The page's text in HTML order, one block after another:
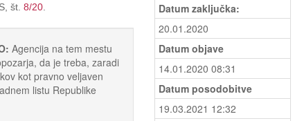
št. 8/20.
Agencija na tem mestu
da je treba, zaradi
kot pravno veljaven
listu Republike
Datum zaključka:
20.01.2020
Datum objave
14.01.2020 08:31
Datum posodobitve
19.03.2021 12:32